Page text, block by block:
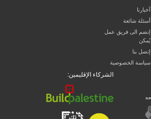
آخبارنا
أسئلة شائعة
إنضم الى فريق عمل
يُمكن
إتصل بنا
سياسة الخصوصية
الشركاء الإقليمين: